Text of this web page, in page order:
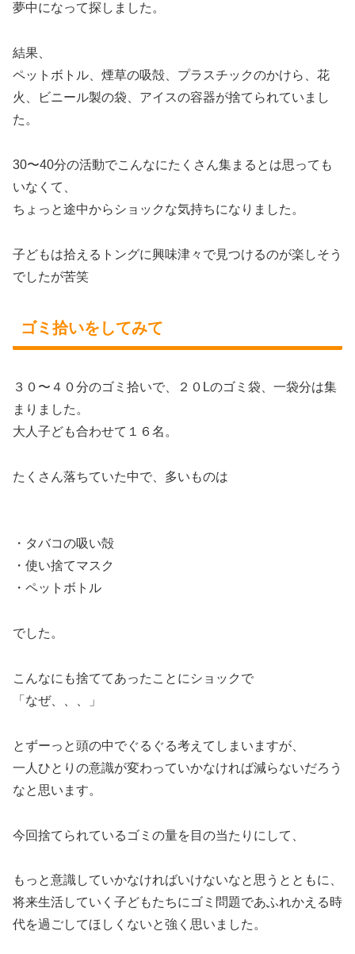
夢中になって探しました。
結果、
ペットボトル、煙草の吸殻、プラスチックのかけら、花
火、ビニール製の袋、アイスの容器が捨てられていまし
た。
30〜40分の活動でこんなにたくさん集まるとは思っても
いなくて、
ちょっと途中からショックな気持ちになりました。
子どもは拾えるトングに興味津々で見つけるのが楽しそう
でしたが苦笑
ゴミ拾いをしてみて
３０〜４０分のゴミ拾いで、２０Lのゴミ袋、一袋分は集
まりました。
大人子ども合わせて１６名。
たくさん落ちていた中で、多いものは
・タバコの吸い殻
・使い捨てマスク
・ペットボトル
でした。
こんなにも捨ててあったことにショックで
「なぜ、、、」
とずーっと頭の中でぐるぐる考えてしまいますが、
一人ひとりの意識が変わっていかなければ減らないだろう
なと思います。
今回捨てられているゴミの量を目の当たりにして、
もっと意識していかなければいけないなと思うとともに、
将来生活していく子どもたちにゴミ問題であふれかえる時
代を過ごしてほしくないと強く思いました。